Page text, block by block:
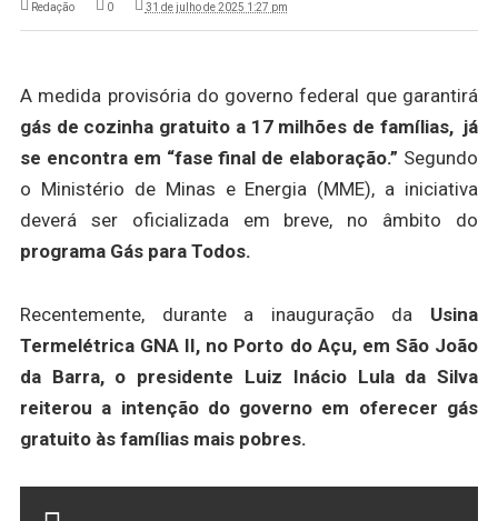
Redação 0 31 de julho de 2025 1:27 pm
A medida provisória do governo federal que garantirá
gás de cozinha gratuito a 17 milhões de famílias, já
se encontra em “fase final de elaboração.” Segundo
o Ministério de Minas e Energia (MME), a iniciativa
deverá ser oficializada em breve, no âmbito do
programa Gás para Todos.
Recentemente, durante a inauguração da Usina
Termelétrica GNA II, no Porto do Açu, em São João
da Barra, o presidente Luiz Inácio Lula da Silva
reiterou a intenção do governo em oferecer gás
gratuito às famílias mais pobres.